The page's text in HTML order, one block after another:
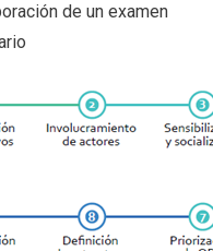
de un examen